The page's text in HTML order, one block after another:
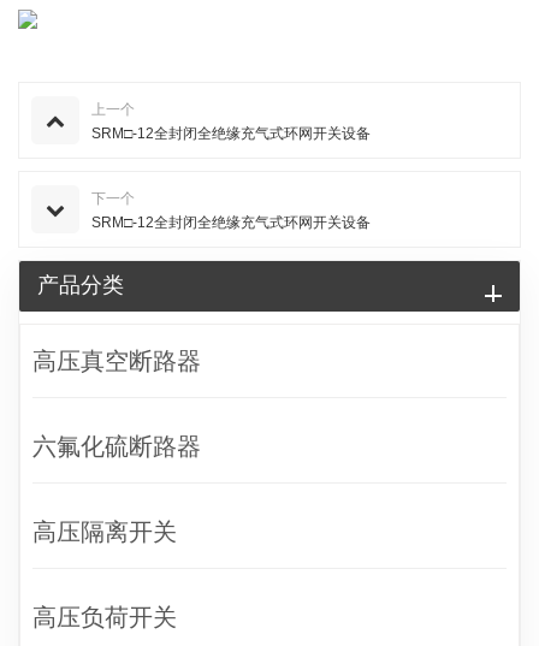
上一个
SRM□-12全封闭全绝缘充气式环网开关设备
下一个
SRM□-12全封闭全绝缘充气式环网开关设备
产品分类
高压真空断路器
六氟化硫断路器
高压隔离开关
高压负荷开关